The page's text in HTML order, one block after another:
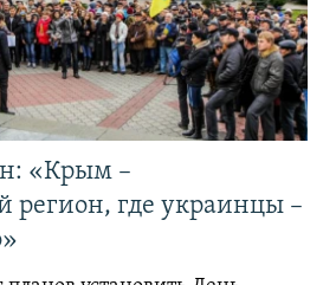
«Крым –
регион, где украинцы –